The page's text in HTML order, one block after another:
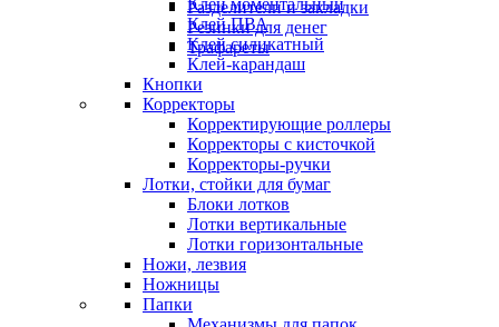
Разделители и закладки
Резинки для денег
Трафареты
Клей моментальный
Клей ПВА
Клей силикатный
Клей-карандаш
Кнопки
Корректоры
Корректирующие роллеры
Корректоры с кисточкой
Корректоры-ручки
Лотки, стойки для бумаг
Блоки лотков
Лотки вертикальные
Лотки горизонтальные
Ножи, лезвия
Ножницы
Папки